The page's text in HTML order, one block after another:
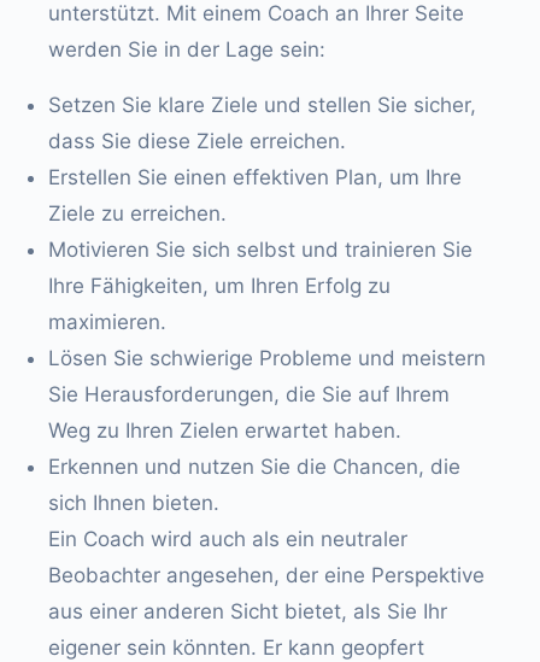
unterstützt. Mit einem Coach an Ihrer Seite
werden Sie in der Lage sein:
Setzen Sie klare Ziele und stellen Sie sicher,
dass Sie diese Ziele erreichen.
Erstellen Sie einen effektiven Plan, um Ihre
Ziele zu erreichen.
Motivieren Sie sich selbst und trainieren Sie
Ihre Fähigkeiten, um Ihren Erfolg zu
maximieren.
Lösen Sie schwierige Probleme und meistern
Sie Herausforderungen, die Sie auf Ihrem
Weg zu Ihren Zielen erwartet haben.
Erkennen und nutzen Sie die Chancen, die
sich Ihnen bieten.
Ein Coach wird auch als ein neutraler
Beobachter angesehen, der eine Perspektive
aus einer anderen Sicht bietet, als Sie Ihr
eigener sein könnten. Er kann geopfert